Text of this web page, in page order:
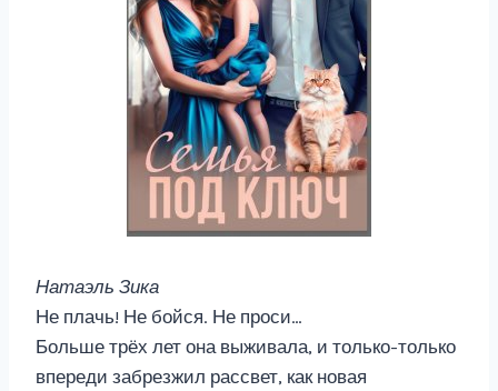
Натаэль Зика
Не плачь! Не бойся. Не проси…
Больше трёх лет она выживала, и только-только
впереди забрезжил рассвет, как новая